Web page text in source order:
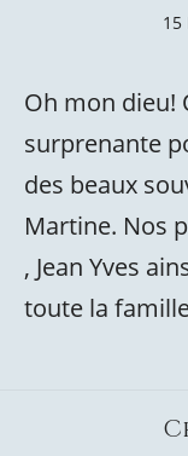
15
Oh mon dieu!
surprenante
des beaux
Martine. Nos
, Jean Yves
toute la